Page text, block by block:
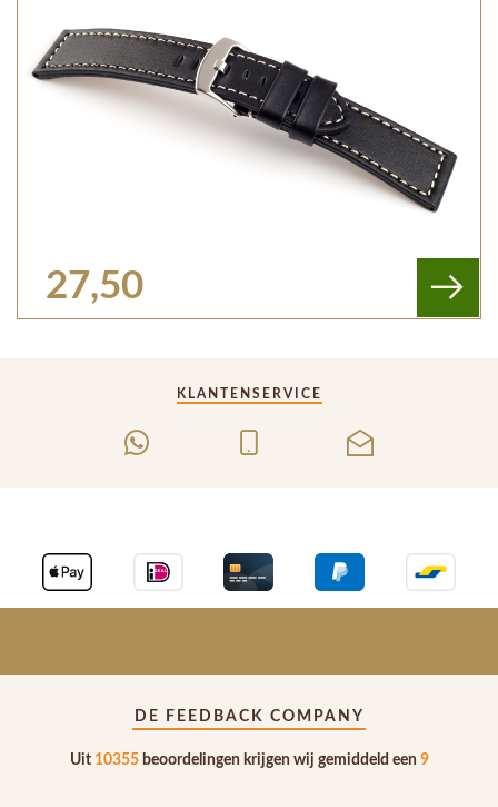
27,50
KLANTENSERVICE
DE FEEDBACK COMPANY
Uit 10355beoordelingen krijgen wij gemiddeld een 9